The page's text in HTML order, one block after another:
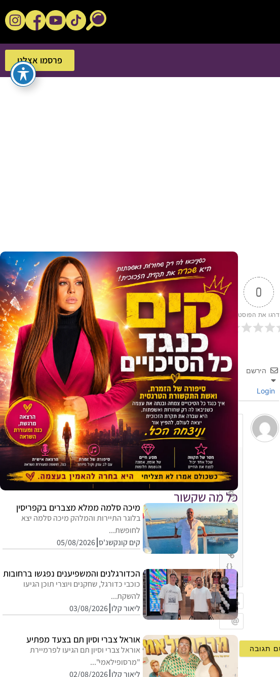
פרסמו אצלנו
פרסמו אצלנו
0
דרגו את הפוסט
הירשם
{}
[+]
שם
Email
כל מה שקשור
מיכה סלמה ממלא מצברים בקפריסין
בלוגר התיירות והמלהק מיכה סלמה יצא
לחופשת...
קים קונקשנ'ס 05/08/2026
הכדורגלנים והמשפיענים נפגשו ברחובות
כוכבי כדורגל, שחקנים ויוצרי תוכן הגיעו
להשקת...
ליאור קלו 03/08/2026
אוראל צברי וסיון תם בצעד מפתיע
אוראל צברי וסיון תם הגיעו לפרמיירת
"מרסופילאמי"...
ליאור קלו 02/08/2026